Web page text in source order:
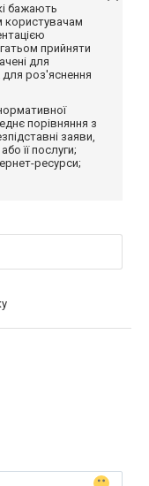
бажають
користувачам
прийняти
для
для роз'яснення
порівняння з
заяви,
її послуги;
ресурси;